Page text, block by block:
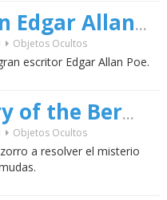
Conspiración Edgar Allan Poe
Objetos Ocultos
escritor Edgar Allan Poe.
Sprill Mistery of the Bermuda Triangle
Objetos Ocultos
a resolver el misterio